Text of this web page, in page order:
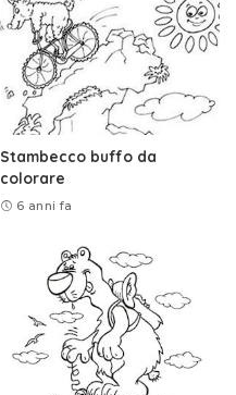
Stambecco buffo da
colorare
6 anni fa